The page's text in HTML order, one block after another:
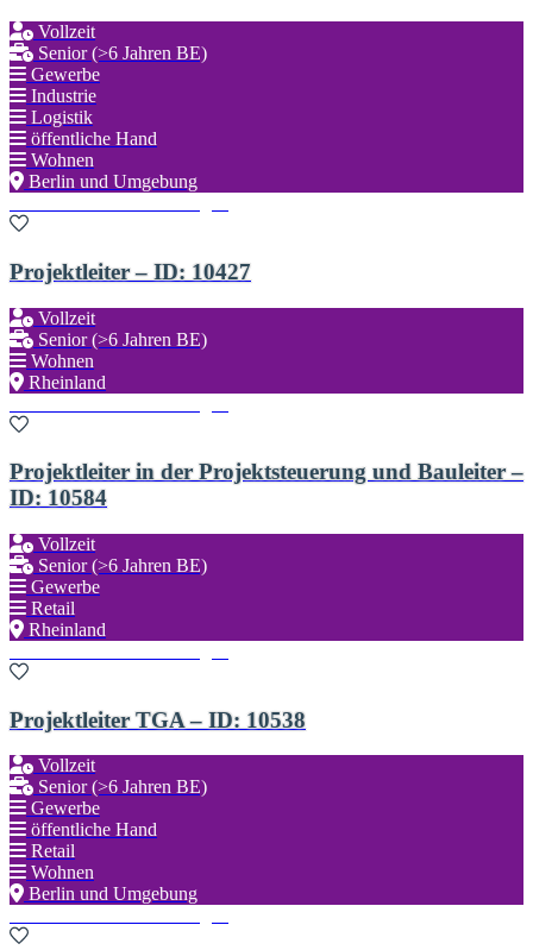
Vollzeit
Senior (>6 Jahren BE)
Gewerbe
Industrie
Logistik
öffentliche Hand
Wohnen
Berlin und Umgebung
Projektleiter – ID: 10427
Vollzeit
Senior (>6 Jahren BE)
Wohnen
Rheinland
Projektleiter in der Projektsteuerung und Bauleiter –
ID: 10584
Vollzeit
Senior (>6 Jahren BE)
Gewerbe
Retail
Rheinland
Projektleiter TGA – ID: 10538
Vollzeit
Senior (>6 Jahren BE)
Gewerbe
öffentliche Hand
Retail
Wohnen
Berlin und Umgebung